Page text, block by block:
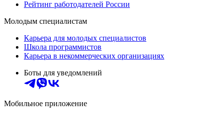
Рейтинг работодателей России
Молодым специалистам
Карьера для молодых специалистов
Школа программистов
Карьера в некоммерческих организациях
Боты для уведомлений
Мобильное приложение